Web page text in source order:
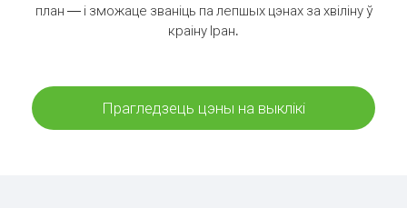
план — і зможаце званіць па лепшых цэнах за хвіліну ў
краіну Іран.
Прагледзець цэны на выклікі